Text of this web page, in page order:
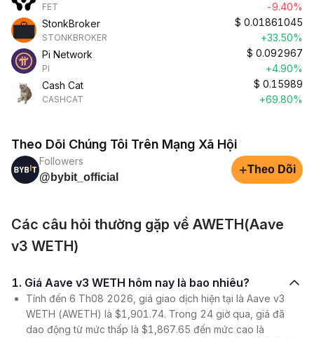
FET
-9.40%
StonkBroker
STONKBROKER
$ 0.01861045
+33.50%
Pi Network
PI
$ 0.092967
+4.90%
Cash Cat
CASHCAT
$ 0.15989
+69.80%
Theo Dõi Chúng Tôi Trên Mạng Xã Hội
Followers
@bybit_official
+Theo Dõi
Các câu hỏi thường gặp về AWETH(Aave
v3 WETH)
1. Giá Aave v3 WETH hôm nay là bao nhiêu?
Tính đến 6 Th08 2026, giá giao dịch hiện tại là Aave v3
WETH (AWETH) là $1,901.74. Trong 24 giờ qua, giá đã
dao động từ mức thấp là $1,867.65 đến mức cao là